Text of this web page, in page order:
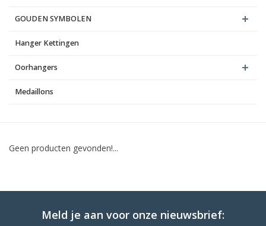
GOUDEN SYMBOLEN
Hanger Kettingen
Oorhangers
Medaillons
Geen producten gevonden!...
Meld je aan voor onze nieuwsbrief: